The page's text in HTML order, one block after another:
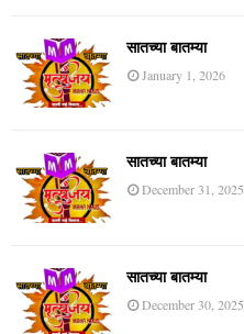
सातच्या बातम्या
January 1, 2026
सातच्या बातम्या
December 31, 2025
सातच्या बातम्या
December 30, 2025